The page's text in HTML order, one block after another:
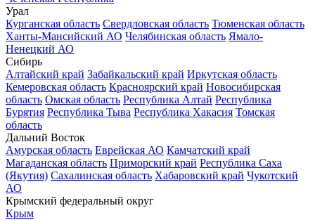
Урал
Курганская область Свердловская область Тюменская область
Ханты-Мансийский АО Челябинская область Ямало-
Ненецкий АО
Сибирь
Алтайский край Забайкальский край Иркутская область
Кемеровская область Красноярский край Новосибирская
область Омская область Республика Алтай Республика
Бурятия Республика Тыва Республика Хакасия Томская
область
Дальний Восток
Амурская область Еврейская АО Камчатский край
Магаданская область Приморский край Республика Саха
(Якутия) Сахалинская область Хабаровский край Чукотский
АО
Крымский федеральный округ
Крым